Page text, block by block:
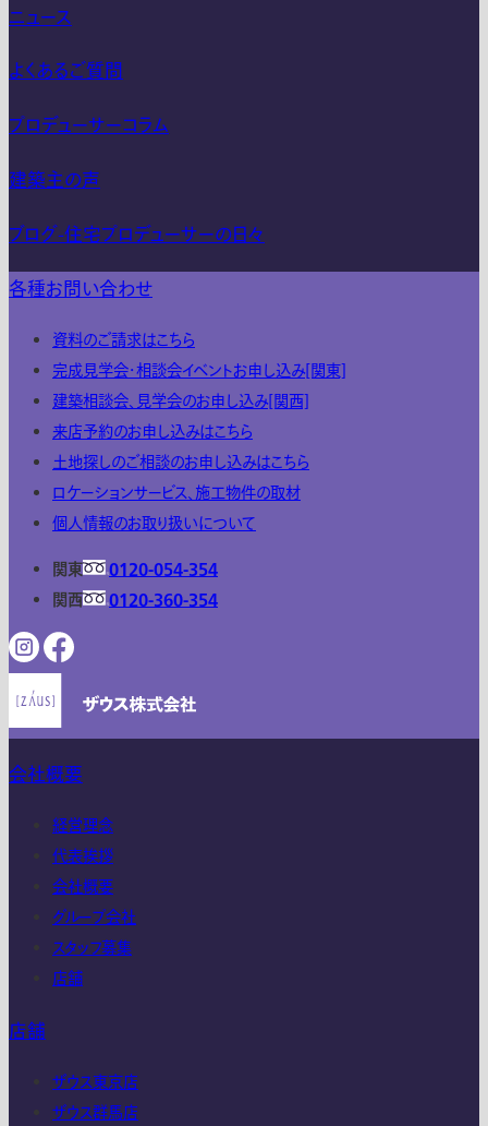
ニュース
よくあるご質問
プロデューサーコラム
建築主の声
ブログ-住宅プロデューサーの日々
各種お問い合わせ
資料のご請求はこちら
完成見学会・相談会イベントお申し込み[関東]
建築相談会、見学会のお申し込み[関西]
来店予約のお申し込みはこちら
土地探しのご相談のお申し込みはこちら
ロケーションサービス、施工物件の取材
個人情報のお取り扱いについて
関東
0120-054-354
関西
0120-360-354
会社概要
経営理念
代表挨拶
会社概要
グループ会社
スタッフ募集
店舗
店舗
ザウス東京店
ザウス群馬店